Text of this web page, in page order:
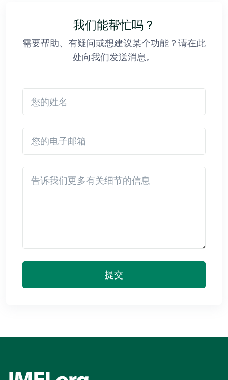
我们能帮忙吗？
需要帮助、有疑问或想建议某个功能？请在此
处向我们发送消息。
提交